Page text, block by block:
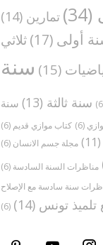
(34) تمارين (14)
أولى (17)
ثلاثي
(15)
سنة
سنة ثالثة (13)
سنة
(6) كتاب موازي قديم (6)
(11) مجلة جسم الانسان (6)
مناظرات السنة السادسة (6)
(6)
تلميذ تونس (14)